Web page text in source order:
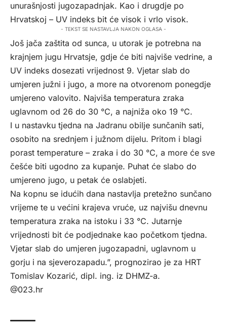
unurašnjosti jugozapadnjak. Kao i drugdje po
Hrvatskoj – UV indeks bit će visok i vrlo visok.
- TEKST SE NASTAVLJA NAKON OGLASA -
Još jača zaštita od sunca, u utorak je potrebna na
krajnjem jugu Hrvatsje, gdje će biti najviše vedrine, a
UV indeks dosezati vrijednost 9. Vjetar slab do
umjeren južni i jugo, a more na otvorenom ponegdje
umjereno valovito. Najviša temperatura zraka
uglavnom od 26 do 30 °C, a najniža oko 19 °C.
I u nastavku tjedna na Jadranu obilje sunčanih sati,
osobito na srednjem i južnom dijelu. Pritom i blagi
porast temperature – zraka i do 30 °C, a more će sve
češće biti ugodno za kupanje. Puhat će slabo do
umjereno jugo, u petak će oslabjeti.
Na kopnu se idućih dana nastavlja pretežno sunčano
vrijeme te u većini krajeva vruće, uz najvišu dnevnu
temperatura zraka na istoku i 33 °C. Jutarnje
vrijednosti bit će podjednake kao početkom tjedna.
Vjetar slab do umjeren jugozapadni, uglavnom u
gorju i na sjeverozapadu.”, prognozirao je za HRT
Tomislav Kozarić, dipl. ing. iz DHMZ-a.
@023.hr